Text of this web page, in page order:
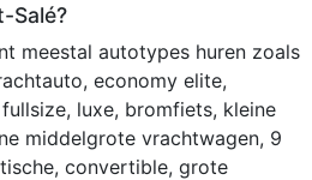
Salé?
meestal autotypes huren zoals
economy elite,
luxe, bromfiets, kleine
middelgrote vrachtwagen, 9
convertible, grote